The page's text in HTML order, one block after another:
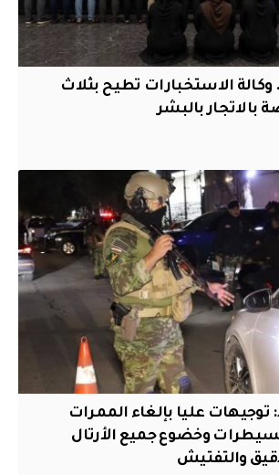
وكالة الاستخبارات تطيح بثلاث
بالبشر
عليا بإلغاء الممرات
وخضوع جميع الأرتال
والتفتيش